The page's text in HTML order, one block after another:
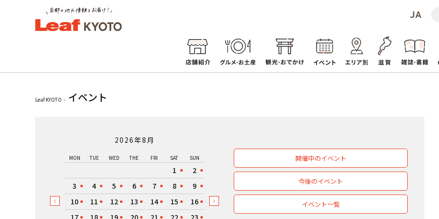
Leaf KYOTO イベント
2026年8月
MON TUE WED THE FRI SAT SUN
1
2
3
4 5 6 7 8
9
10
11 12 13 14 15
16
17
18 19 20 21 22 23
開催中のイベント
今後のイベント
イベント一覧